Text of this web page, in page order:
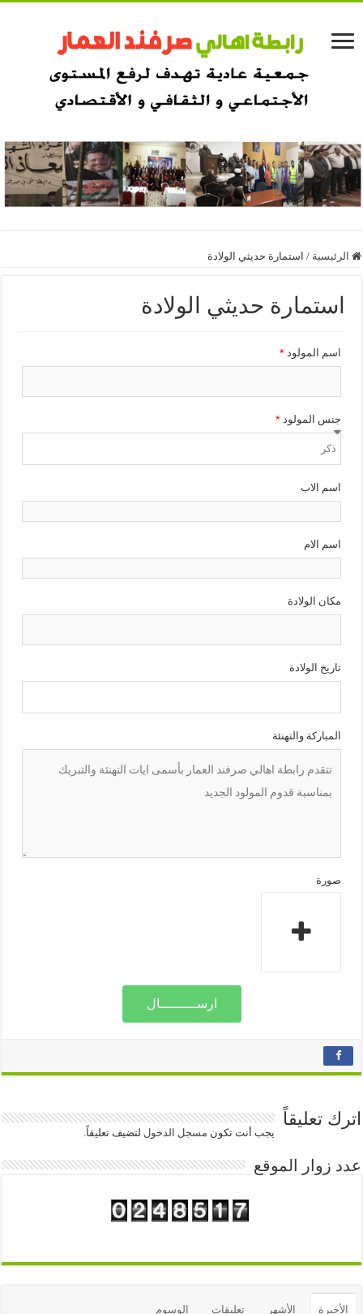
الرئيسية / استمارة حديثي الولادة
استمارة حديثي الولادة
اسم المولود
جنس المولود
اسم الاب
اسم الام
مكان الولادة
تاريخ الولادة
المباركة والتهنئة
صورة
ارســـــــــال
اترك تعليقاً
يجب أنت تكون مسجل الدخول لتضيف تعليقاً.
عدد زوار الموقع
الأخيرة الأشهر تعليقات الوسوم